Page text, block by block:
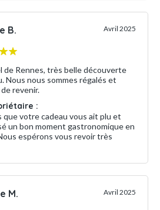
B. Avril 2025
de Rennes, très belle découverte
Nous nous sommes régalés et
revenir.
:
que votre cadeau vous ait plu et
un bon moment gastronomique en
espérons vous revoir très
M. Avril 2025